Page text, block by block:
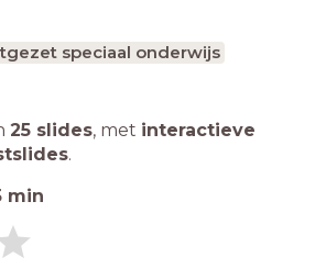
speciaal onderwijs
25 slides, met interactieve
.
min